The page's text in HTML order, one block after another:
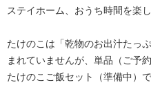
ステイホーム、おうち時間を楽
たけのこは「乾物のお出汁たっ
まれていませんが、単品（ご予
たけのこご飯セット（準備中）